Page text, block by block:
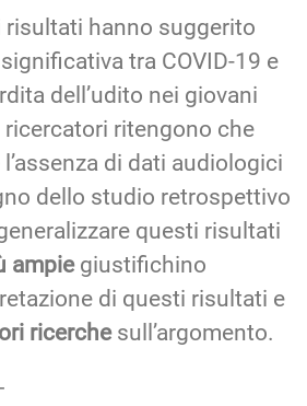
risultati hanno suggerito
tra COVID-19 e
dell’udito nei giovani
ritengono che
di dati audiologici
dello studio retrospettivo
questi risultati
ampiegiustifichino
di questi risultati e
ricerchesull’argomento.